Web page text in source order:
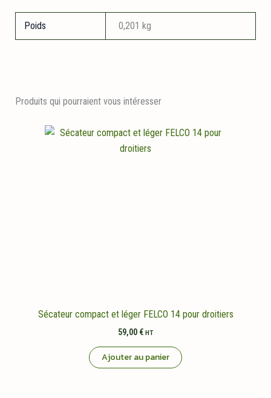
Poids 0,201 kg
Produits qui pourraient vous intéresser
Sécateur compact et léger FELCO 14 pour droitiers
59,00 € HT
Ajouter au panier